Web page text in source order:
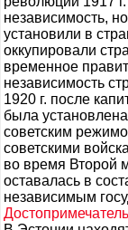
независимость,
установили в
оккупировали
временное
независимость
1920 г. после
была
советским
советскими
во время Второй
оставалась в
независимым